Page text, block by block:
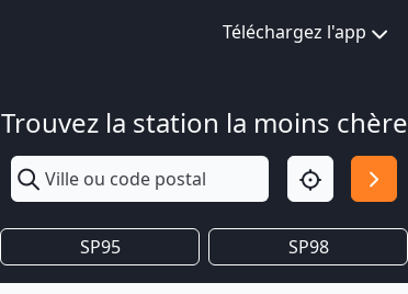
Téléchargez l'app
Trouvez la station la moins chère
SP95 SP98